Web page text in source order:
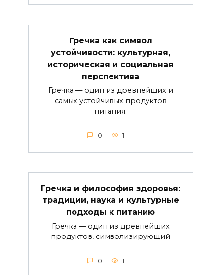
Гречка как символ
устойчивости: культурная,
историческая и социальная
перспектива
Гречка — один из древнейших и
самых устойчивых продуктов
питания.
0 1
Гречка и философия здоровья:
традиции, наука и культурные
подходы к питанию
Гречка — один из древнейших
продуктов, символизирующий
0 1